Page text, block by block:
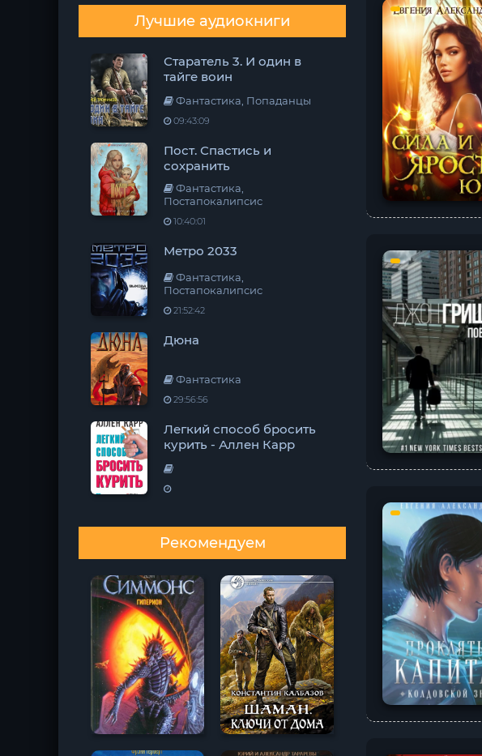
Лучшие аудиокниги
Старатель 3. И один в
тайге воин
Фантастика, Попаданцы
09:43:09
Пост. Спастись и
сохранить
Фантастика,
Постапокалипсис
10:40:01
Метро 2033
Фантастика,
Постапокалипсис
21:52:42
Дюна
Фантастика
29:56:56
Легкий способ бросить
курить - Аллен Карр
Рекомендуем